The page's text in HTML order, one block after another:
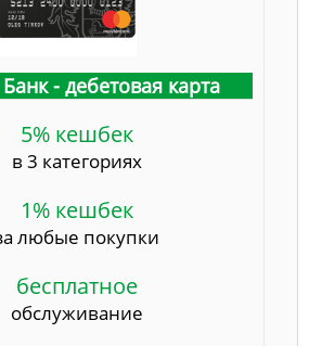
- дебетовая карта
5% кешбек
в 3 категориях
1% кешбек
любые покупки
бесплатное
обслуживание